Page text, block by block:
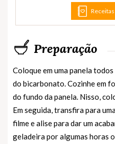
Preparação
Coloque em uma panela
do bicarbonato. Cozinhe em
do fundo da panela. Nisso,
Em seguida, transfira para
filme e alise para dar um
geladeira por algumas horas